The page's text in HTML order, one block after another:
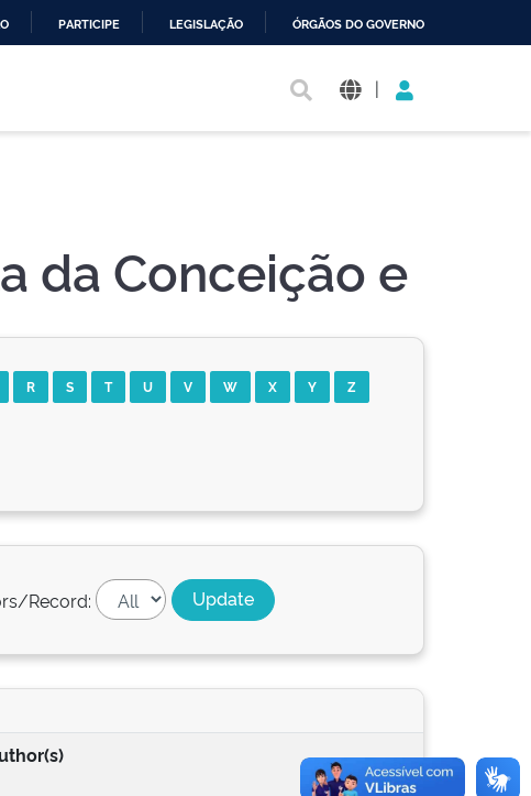
PARTICIPE LEGISLAÇÃO ÓRGÃOS DO GOVERNO
|
da Conceição e
R S T U V W X Y Z
Record: